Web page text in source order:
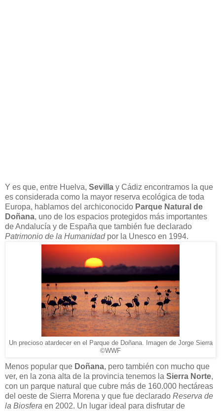
Y es que, entre Huelva, Sevilla y Cádiz encontramos la que
es considerada como la mayor reserva ecológica de toda
Europa, hablamos del archiconocido Parque Natural de
Doñana, uno de los espacios protegidos más importantes
de Andalucía y de España que también fue declarado
Patrimonio de la Humanidadpor la Unesco en 1994.
Un precioso atardecer en el Parque de Doñana. Imagen de Jorge Sierra
©WWF
Menos popular que Doñana, pero también con mucho que
ver, en la zona alta de la provincia tenemos la Sierra Norte,
con un parque natural que cubre más de 160.000 hectáreas
del oeste de Sierra Morena y que fue declarado Reserva de
la Biosfera en 2002. Un lugar ideal para disfrutar de